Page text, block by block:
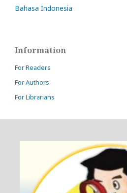
Bahasa Indonesia
Information
For Readers
For Authors
For Librarians